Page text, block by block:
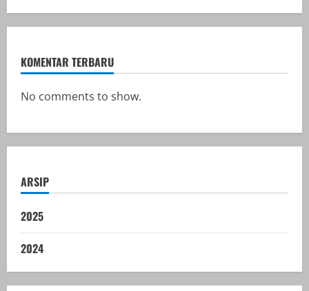
KOMENTAR TERBARU
No comments to show.
ARSIP
2025
2024